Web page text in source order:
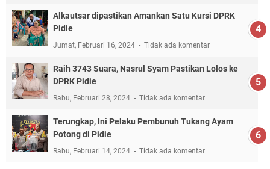
Alkautsar dipastikan Amankan Satu Kursi DPRK
Pidie
Jumat, Februari 16, 2024 Tidak ada komentar
Raih 3743 Suara, Nasrul Syam Pastikan Lolos ke
DPRK Pidie
Rabu, Februari 28, 2024 Tidak ada komentar
Terungkap, Ini Pelaku Pembunuh Tukang Ayam
Potong di Pidie
Rabu, Februari 14, 2024 Tidak ada komentar